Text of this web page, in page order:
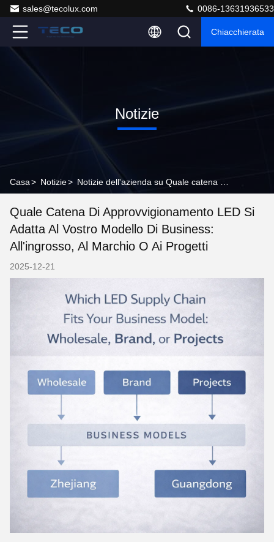
sales@tecolux.com 0086-13631936533
Chiacchierata
Notizie
Casa> Notizie>
Quale Catena Di Approvvigionamento LED Si
Adatta Al Vostro Modello Di Business:
All'ingrosso, Al Marchio O Ai Progetti
2025-12-21